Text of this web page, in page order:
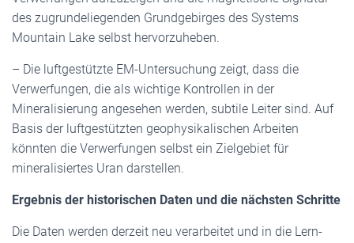
des zugrundeliegenden Grundgebirges des Systems
Mountain Lake selbst hervorzuheben.
– Die luftgestützte EM-Untersuchung zeigt, dass die
Verwerfungen, die als wichtige Kontrollen in der
Mineralisierung angesehen werden, subtile Leiter sind. Auf
Basis der luftgestützten geophysikalischen Arbeiten
könnten die Verwerfungen selbst ein Zielgebiet für
mineralisiertes Uran darstellen.
Ergebnis der historischen Daten und die nächsten Schritte
Die Daten werden derzeit neu verarbeitet und in die Lern-